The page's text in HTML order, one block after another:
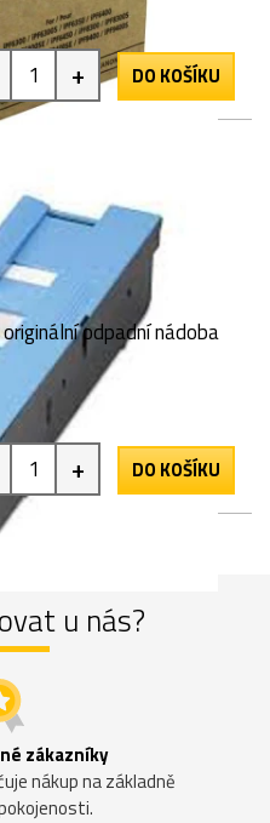
+ DO KOŠÍKU
odpadní nádoba
+ DO KOŠÍKU
u nás?
zákazníky
nákup na základně